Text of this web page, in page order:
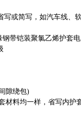
简写，如汽车线、软
带铠装聚氯乙烯护套
隙绕包)
料均一样，省写内护